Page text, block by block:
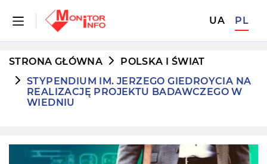
UA PL
STRONA GŁÓWNA
POLSKA I ŚWIAT
STYPENDIUM IM. JERZEGO GIEDROYCIA NA
REALIZACJĘ PROJEKTU BADAWCZEGO W
WIEDNIU